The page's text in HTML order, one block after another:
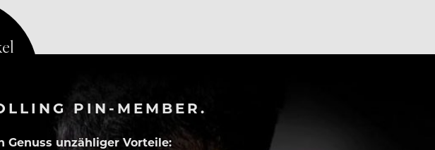
PIN-MEMBER.
unzähliger Vorteile: